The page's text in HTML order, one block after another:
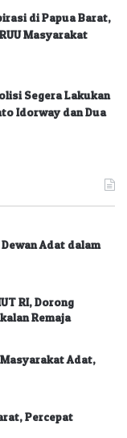
di Papua Barat,
Masyarakat
Segera Lakukan
Idorway dan Dua
Adat dalam
RI, Dorong
Remaja
Adat,
Percepat